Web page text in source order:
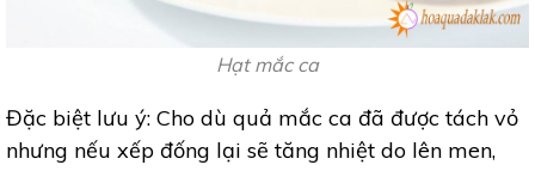
Hạt mắc ca
Đặc biệt lưu ý: Cho dù quả mắc ca đã được tách vỏ
nhưng nếu xếp đống lại sẽ tăng nhiệt do lên men,